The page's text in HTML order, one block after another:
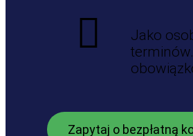
Jako
Zapytaj o bezpłatną